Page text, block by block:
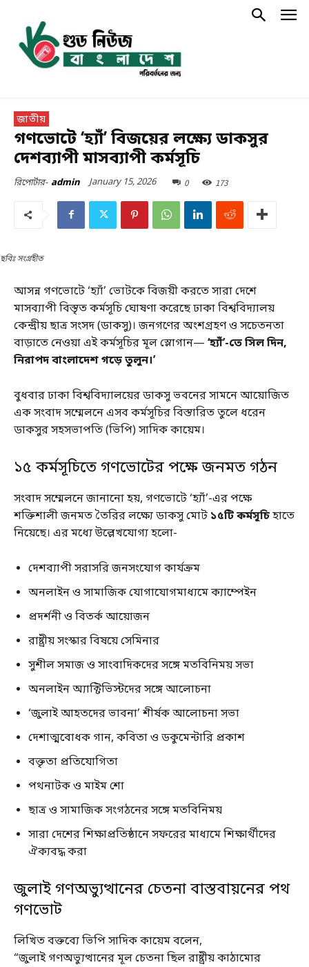
জাতীয়
গণভোটে ‘হ্যাঁ’ বিজয়ের লক্ষ্যে ডাকসুর
দেশব্যাপী মাসব্যাপী কর্মসূচি
রিপোর্টার- admin January 15, 2026 0 173
ছবিঃ সংগ্রহীত
আসন্ন গণভোটে ‘হ্যাঁ’ ভোটকে বিজয়ী করতে সারা দেশে
মাসব্যাপী বিস্তৃত কর্মসূচি ঘোষণা করেছে ঢাকা বিশ্ববিদ্যালয়
কেন্দ্রীয় ছাত্র সংসদ (ডাকসু)। জনগণের অংশগ্রহণ ও সচেতনতা
বাড়াতে নেওয়া এই কর্মসূচির মূল স্লোগান— ‘হ্যাঁ’-তে সিল দিন,
নিরাপদ বাংলাদেশ গড়ে তুলুন।’
বুধবার ঢাকা বিশ্ববিদ্যালয়ের ডাকসু ভবনের সামনে আয়োজিত
এক সংবাদ সম্মেলনে এসব কর্মসূচির বিস্তারিত তুলে ধরেন
ডাকসুর সহসভাপতি (ভিপি) সাদিক কায়েম।
১৫ কর্মসূচিতে গণভোটের পক্ষে জনমত গঠন
সংবাদ সম্মেলনে জানানো হয়, গণভোটে ‘হ্যাঁ’-এর পক্ষে
শক্তিশালী জনমত তৈরির লক্ষ্যে ডাকসু মোট ১৫টি কর্মসূচিহাতে
নিয়েছে। এর মধ্যে উল্লেখযোগ্য হলো-
দেশব্যাপী সরাসরি জনসংযোগ কার্যক্রম
অনলাইন ও সামাজিক যোগাযোগমাধ্যমে ক্যাম্পেইন
প্রদর্শনী ও বিতর্ক আয়োজন
রাষ্ট্রীয় সংস্কার বিষয়ে সেমিনার
সুশীল সমাজ ও সাংবাদিকদের সঙ্গে মতবিনিময় সভা
অনলাইন অ্যাক্টিভিস্টদের সঙ্গে আলোচনা
‘জুলাই আহতদের ভাবনা’ শীর্ষক আলোচনা সভা
দেশাত্মবোধক গান, কবিতা ও ডকুমেন্টারি প্রকাশ
বক্তৃতা প্রতিযোগিতা
পথনাটক ও মাইম শো
ছাত্র ও সামাজিক সংগঠনের সঙ্গে মতবিনিময়
সারা দেশের শিক্ষাপ্রতিষ্ঠানে সফরের মাধ্যমে শিক্ষার্থীদের
ঐক্যবদ্ধ করা
জুলাই গণঅভ্যুত্থানের চেতনা বাস্তবায়নের পথ
গণভোট
লিখিত বক্তব্যে ভিপি সাদিক কায়েম বলেন,
“জুলাই গণঅভ্যুত্থানের মূল চেতনা ছিল রাষ্ট্রীয় কাঠামোর